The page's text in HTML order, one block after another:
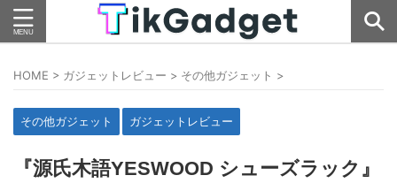
HOME > ガジェットレビュー > その他ガジェット >
その他ガジェット ガジェットレビュー
『源氏木語YESWOOD シューズラック』